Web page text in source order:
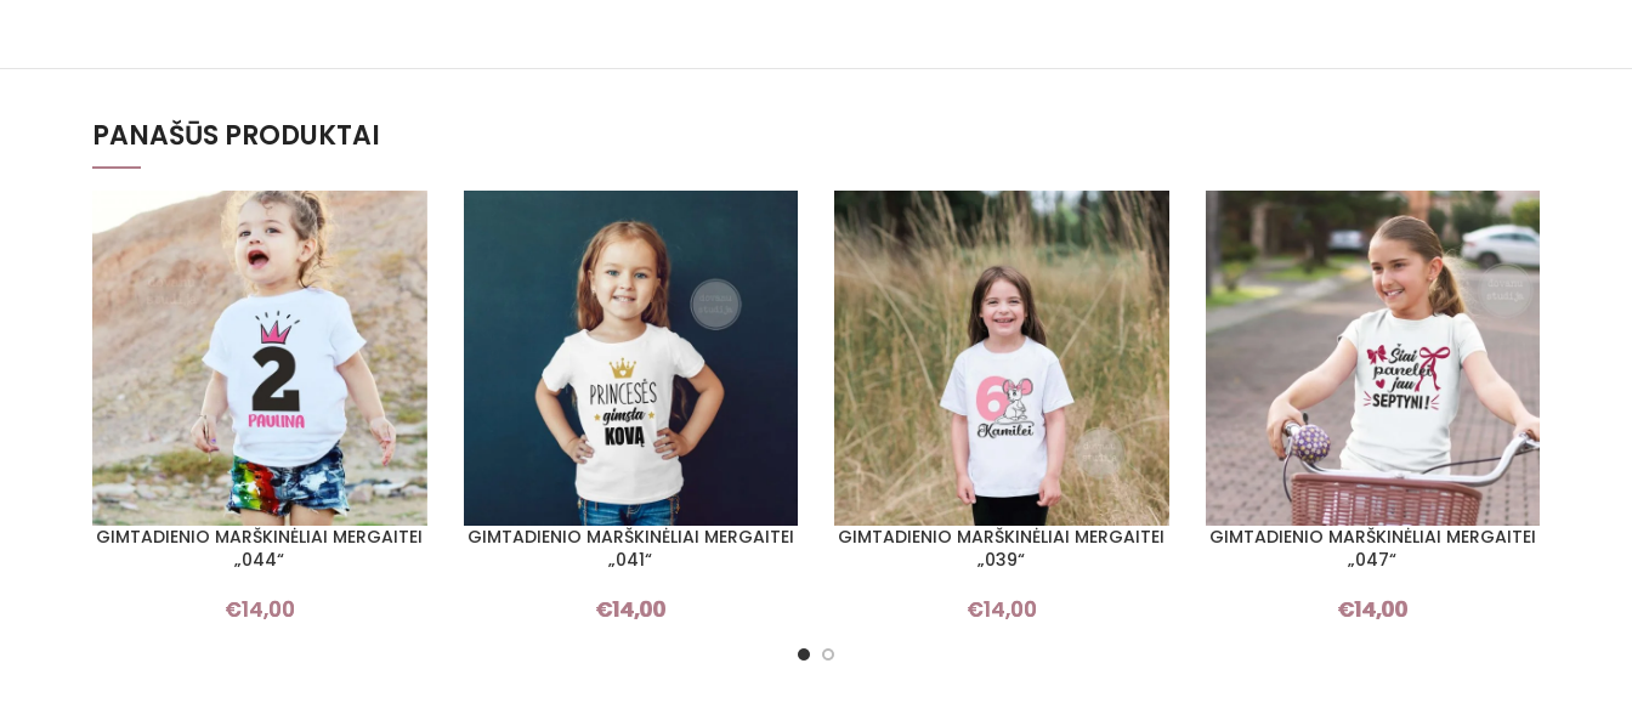
PANAŠŪS PRODUKTAI
PASIRINKTI SAVYBES
GIMTADIENIO MARŠKINĖLIAI MERGAITEI
„044“
€14,00
PASIRINKTI SAVYBES
GIMTADIENIO MARŠKINĖLIAI MERGAITEI
„041“
€14,00
PASIRINKTI SAVYBES
GIMTADIENIO MARŠKINĖLIAI MERGAITEI
„039“
€14,00
PASIRINKTI SAVYBES
GIMTADIENIO MARŠKINĖLIAI MERGAITEI
„047“
€14,00